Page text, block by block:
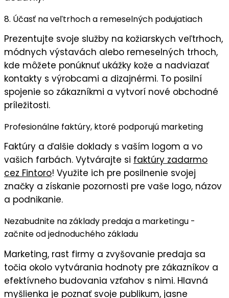
8. Účasť na veľtrhoch a remeselných podujatiach
Prezentujte svoje služby na kožiarskych veľtrhoch,
módnych výstavách alebo remeselných trhoch,
kde môžete ponúknuť ukážky kože a nadviazať
kontakty s výrobcami a dizajnérmi. To posilní
spojenie so zákazníkmi a vytvorí nové obchodné
príležitosti.
Profesionálne faktúry, ktoré podporujú marketing
Faktúry a ďalšie doklady s vaším logom a vo
vašich farbách. Vytvárajte si faktúry zadarmo
cez Fintoro! Využite ich pre posilnenie svojej
značky a získanie pozornosti pre vaše logo, názov
a podnikanie.
Nezabudnite na základy predaja a marketingu -
začnite od jednoduchého základu
Marketing, rast firmy a zvyšovanie predaja sa
točia okolo vytvárania hodnoty pre zákazníkov a
efektívneho budovania vzťahov s nimi. Hlavná
myšlienka je poznať svoje publikum, jasne